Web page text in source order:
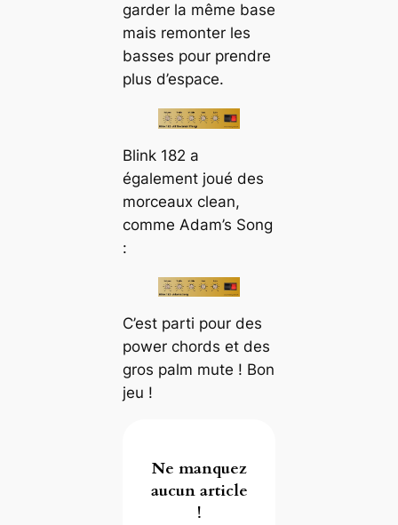
garder la même base
mais remonter les
basses pour prendre
plus d’espace.
Blink 182 a
également joué des
morceaux clean,
comme Adam’s Song
:
C’est parti pour des
power chords et des
gros palm mute ! Bon
jeu !
Ne manquez
aucun article
!